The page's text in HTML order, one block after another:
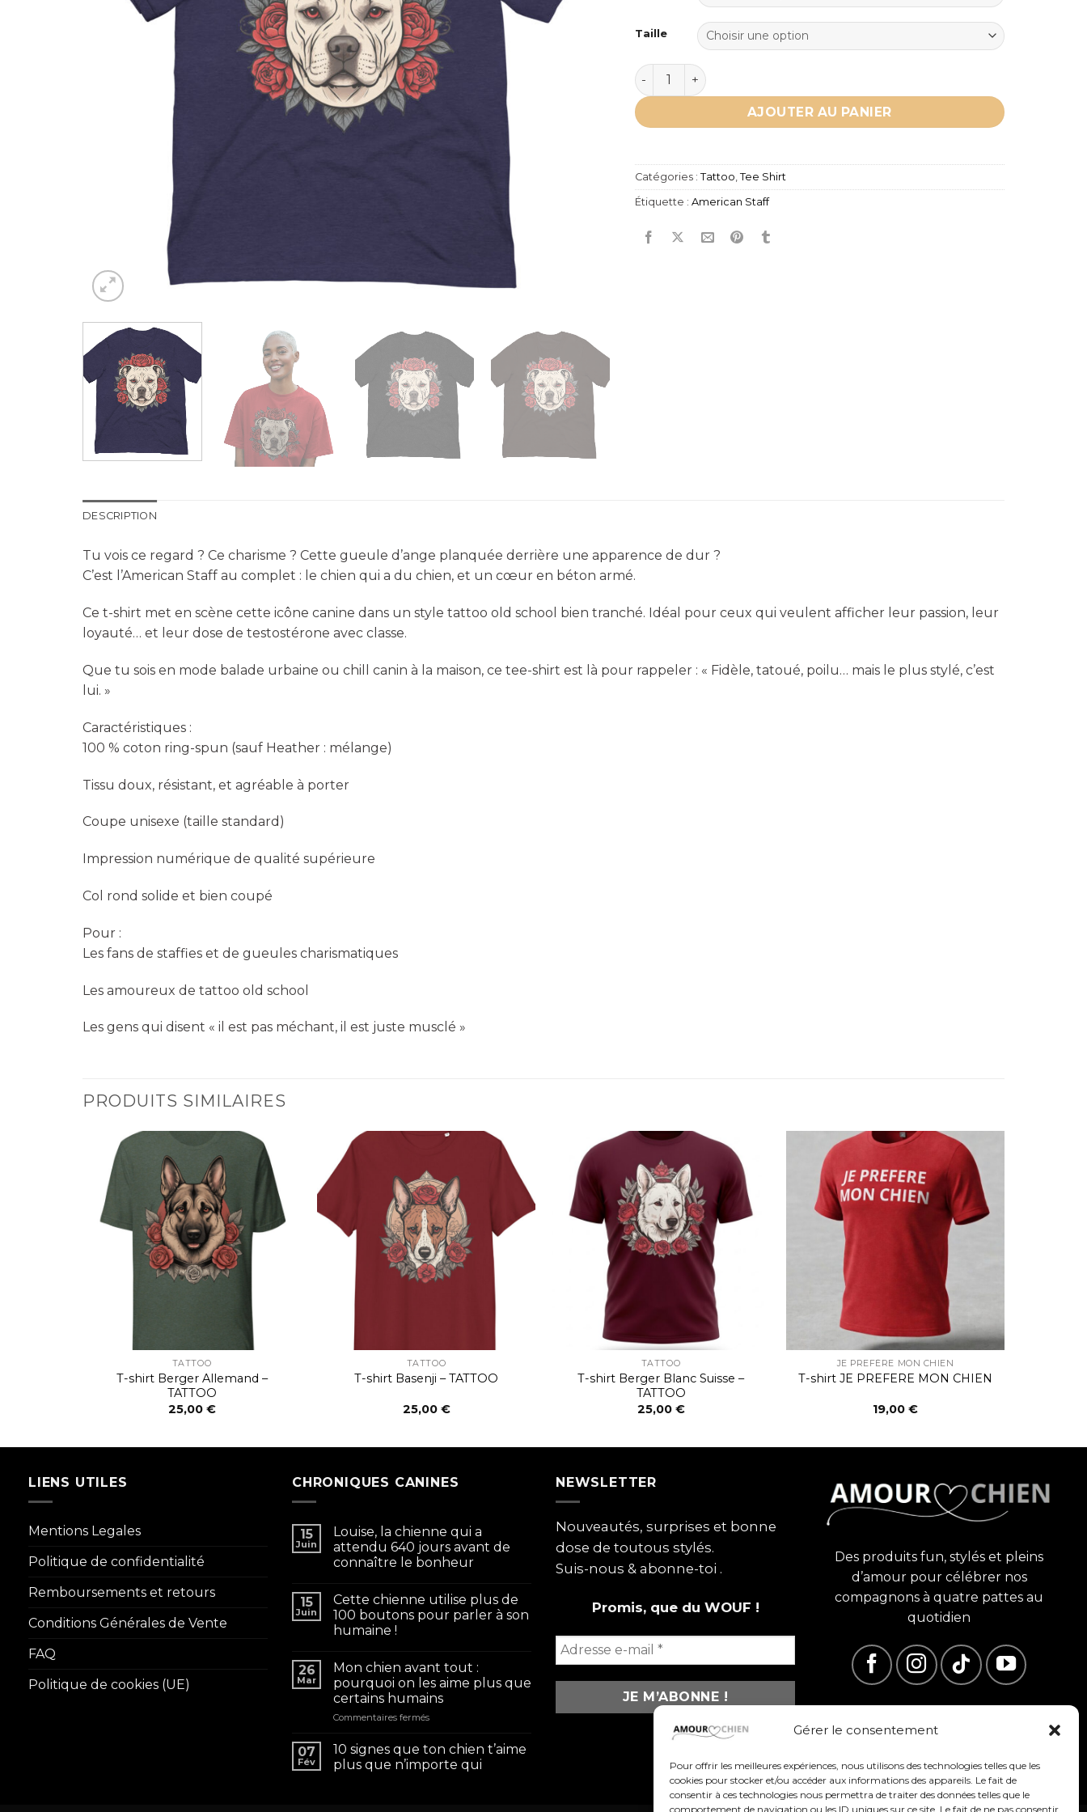
Gérer le consentement
Pour offrir les meilleures expériences, nous utilisons des technologies telles que les
cookies pour stocker et/ou accéder aux informations des appareils. Le fait de
consentir à ces technologies nous permettra de traiter des données telles que le
comportement de navigation ou les ID uniques sur ce site. Le fait de ne pas consentir
Taille
quantité de T-shirt American Staff - TATTOO
AJOUTER AU PANIER
Catégories : Tattoo Tee Shirt
Étiquette : American Staff
DESCRIPTION
Tu vois ce regard ? Ce charisme ? Cette gueule d’ange planquée derrière une apparence de dur ?
C’est l’American Staff au complet : le chien qui a du chien, et un cœur en béton armé.
Ce t-shirt met en scène cette icône canine dans un style tattoo old school bien tranché. Idéal pour ceux qui veulent afficher leur passion, leur
loyauté… et leur dose de testostérone avec classe.
Que tu sois en mode balade urbaine ou chill canin à la maison, ce tee-shirt est là pour rappeler : « Fidèle, tatoué, poilu… mais le plus stylé, c’est
lui. »
Caractéristiques :
100 % coton ring-spun (sauf Heather : mélange)
Tissu doux, résistant, et agréable à porter
Coupe unisexe (taille standard)
Impression numérique de qualité supérieure
Col rond solide et bien coupé
Pour :
Les fans de staffies et de gueules charismatiques
Les amoureux de tattoo old school
Les gens qui disent « il est pas méchant, il est juste musclé »
PRODUITS SIMILAIRES
TATTOO
T-shirt Berger Allemand –
TATTOO
25,00 €
TATTOO
T-shirt Basenji – TATTOO
25,00 €
TATTOO
T-shirt Berger Blanc Suisse –
TATTOO
25,00 €
JE PREFÈRE MON CHIEN
T-shirt JE PREFERE MON CHIEN
19,00 €
LIENS UTILES
Mentions Legales
Politique de confidentialité
Remboursements et retours
Conditions Générales de Vente
FAQ
Politique de cookies (UE)
CHRONIQUES CANINES
15
Juin
Louise, la chienne qui a
attendu 640 jours avant de
connaître le bonheur
15
Juin
Cette chienne utilise plus de
100 boutons pour parler à son
humaine !
26
Mar
Mon chien avant tout :
pourquoi on les aime plus que
certains humains
Commentaires ferméssur
chien
avant
tout
07
Fév
10 signes que ton chien t’aime
plus que n’importe qui
NEWSLETTER
Nouveautés, surprises et bonne
dose de toutous stylés.
Suis-nous & abonne-toi .
Promis, que du WOUF !
Des produits fun, stylés et pleins
d’amour pour célébrer nos
compagnons à quatre pattes au
quotidien